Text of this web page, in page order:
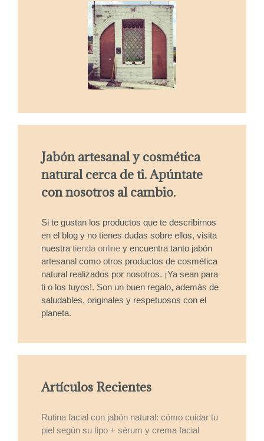
Jabón artesanal y cosmética
natural cerca de ti. Apúntate
con nosotros al cambio.
Si te gustan los productos que te describirnos
en el blog y no tienes dudas sobre ellos, visita
nuestra tienda online y encuentra tanto jabón
artesanal como otros productos de cosmética
natural realizados por nosotros. ¡Ya sean para
ti o los tuyos!. Son un buen regalo, además de
saludables, originales y respetuosos con el
planeta.
Artículos Recientes
Rutina facial con jabón natural: cómo cuidar tu
piel según su tipo + sérum y crema facial